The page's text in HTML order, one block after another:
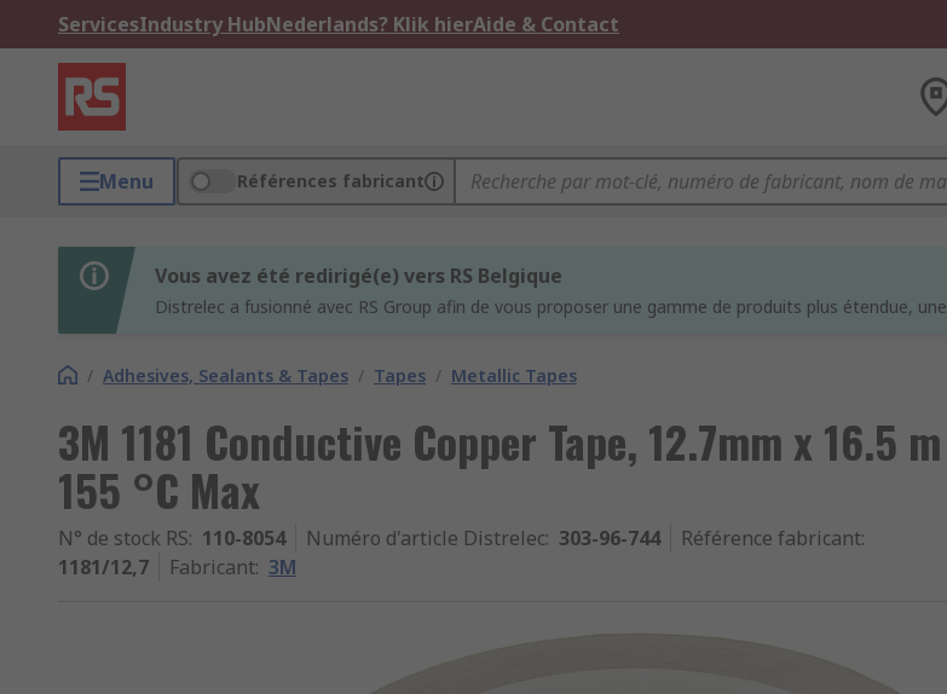
ServicesIndustry HubNederlands? Klik hierAide & Contact
Menu Références fabricant
Vous avez été redirigé(e) vers RS Belgique
Distrelec a fusionné avec RS Group afin de vous proposer une gamme de produits plus étendue,
/ Adhesives, Sealants & Tapes / Tapes / Metallic Tapes
3M 1181 Conductive Copper Tape, 12.7mm x 16.5 m
155 °C Max
N° de stock RS: 110-8054 Numéro d'article Distrelec: 303-96-744 Référence fabricant:
1181/12,7
Fabricant: 3M